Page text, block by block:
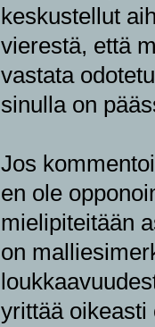
keskustellut
vierestä, että
vastata
sinulla on
Jos
en ole
mielipiteitään
on
yrittää oikeasti